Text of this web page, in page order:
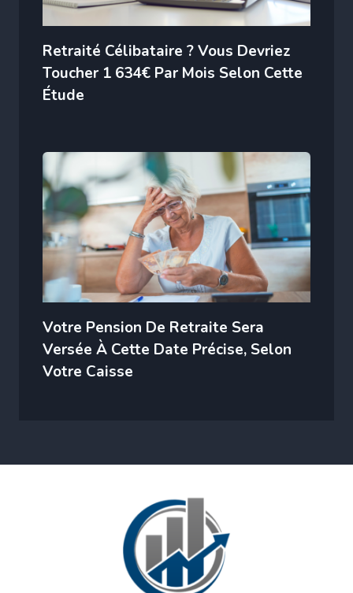
Retraité Célibataire ? Vous Devriez
Toucher 1 634€ Par Mois Selon Cette
Étude
Votre Pension De Retraite Sera
Versée À Cette Date Précise, Selon
Votre Caisse